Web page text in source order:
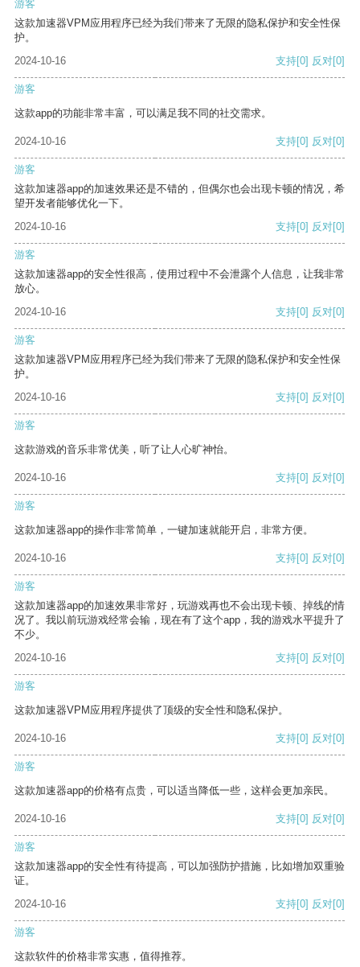
游客
这款加速器VPM应用程序已经为我们带来了无限的隐私保护和安全性保
护。
2024-10-16
支持[0] 反对[0]
游客
这款app的功能非常丰富，可以满足我不同的社交需求。
2024-10-16 支持[0] 反对[0]
游客
这款加速器app的加速效果还是不错的，但偶尔也会出现卡顿的情况，希
望开发者能够优化一下。
2024-10-16
支持[0] 反对[0]
游客
这款加速器app的安全性很高，使用过程中不会泄露个人信息，让我非常
放心。
2024-10-16
支持[0] 反对[0]
游客
这款加速器VPM应用程序已经为我们带来了无限的隐私保护和安全性保
护。
2024-10-16
支持[0] 反对[0]
游客
这款游戏的音乐非常优美，听了让人心旷神怡。
2024-10-16 支持[0] 反对[0]
游客
这款加速器app的操作非常简单，一键加速就能开启，非常方便。
2024-10-16 支持[0] 反对[0]
游客
这款加速器app的加速效果非常好，玩游戏再也不会出现卡顿、掉线的情
况了。我以前玩游戏经常会输，现在有了这个app，我的游戏水平提升了
不少。
2024-10-16
支持[0] 反对[0]
游客
这款加速器VPM应用程序提供了顶级的安全性和隐私保护。
2024-10-16 支持[0] 反对[0]
游客
这款加速器app的价格有点贵，可以适当降低一些，这样会更加亲民。
2024-10-16 支持[0] 反对[0]
游客
这款加速器app的安全性有待提高，可以加强防护措施，比如增加双重验
证。
2024-10-16
支持[0] 反对[0]
游客
这款软件的价格非常实惠，值得推荐。